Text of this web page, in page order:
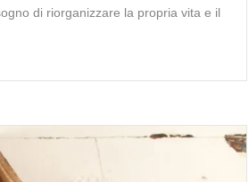
di riorganizzare la propria vita e il